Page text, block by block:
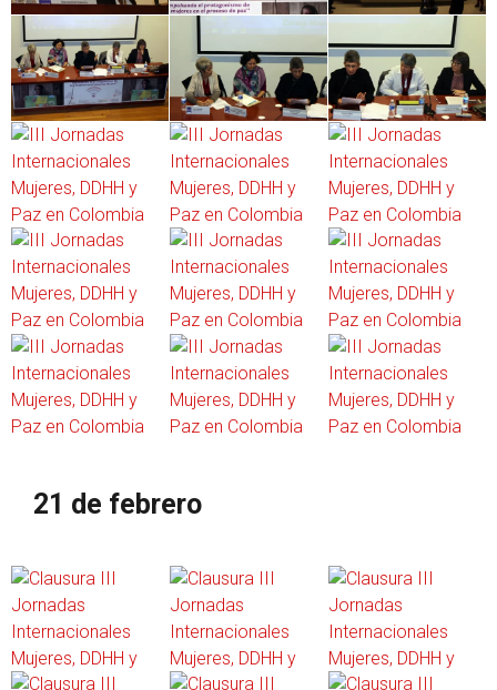
21 de febrero